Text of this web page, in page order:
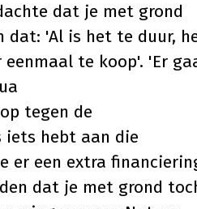
dat je met grond
dat: 'Al is het te duur,
te koop'. 'Er
tegen de
iets hebt aan die
er een extra
dat je met grond